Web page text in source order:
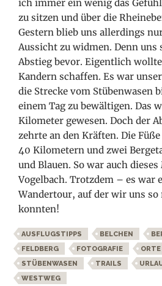
ich immer ein wenig das
zu sitzen und über die
Gestern blieb uns allerdings
Aussicht zu widmen. Denn uns
Abstieg bevor. Eigentlich
Kandern schaffen. Es war unser
die Strecke vom Stübenwasen
einem Tag zu bewältigen. Das
Kilometer gewesen. Doch der
zehrte an den Kräften. Die
40 Kilometern und zwei
und Blauen. So war auch
Vogelbach. Trotzdem – es war
Wandertour, auf der wir uns
konnten!
AUSFLUGSTIPPS BELCHEN
FELDBERG
FOTOGRAFIE ORTE
STÜBENWASEN
TRAILS
WESTWEG